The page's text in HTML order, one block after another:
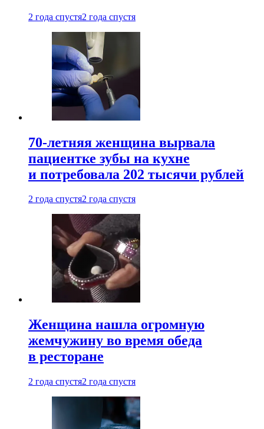
2 года спустя2 года спустя
70-летняя женщина вырвала
пациентке зубы на кухне
и потребовала 202 тысячи рублей
2 года спустя2 года спустя
Женщина нашла огромную
жемчужину во время обеда
в ресторане
2 года спустя2 года спустя